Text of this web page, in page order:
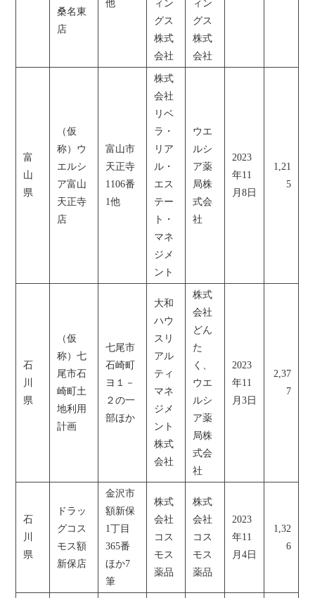
桑名東
店
他
ィン
グス
株式
会社
ィン
グス
株式
会社
富
山
県
（仮
称）ウ
エルシ
ア富山
天正寺
店
富山市
天正寺
1106番
1他
株式
会社
リベ
ラ・
リア
ル・
エス
テー
ト・
マネ
ジメ
ント
ウエ
ルシ
ア薬
局株
式会
社
2023
年11
月8日
1,21
5
石
川
県
（仮
称）七
尾市石
崎町土
地利用
計画
七尾市
石崎町
ヨ１－
２の一
部ほか
大和
ハウ
スリ
アル
ティ
マネ
ジメ
ント
株式
会社
株式
会社
どん
た
く、
ウエ
ルシ
ア薬
局株
式会
社
2023
年11
月3日
2,37
7
石
川
県
ドラッ
グコス
モス額
新保店
金沢市
額新保
1丁目
365番
ほか7
筆
株式
会社
コス
モス
薬品
株式
会社
コス
モス
薬品
2023
年11
月4日
1,32
6